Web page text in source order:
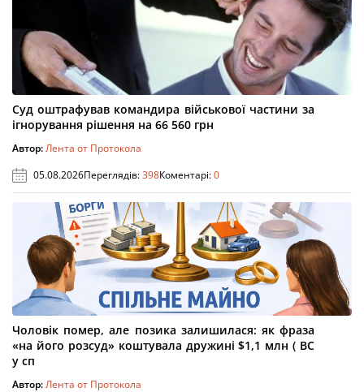
Суд оштрафував командира військової частини за
ігнорування рішення на 66 560 грн
Автор:Лента от Протокола
05.08.2026Переглядів:398Коментарі:0
Чоловік помер, але позика залишилася: як фраза
«на його розсуд» коштувала дружині $1,1 млн ( ВС
у сп
Автор:Лента от Протокола